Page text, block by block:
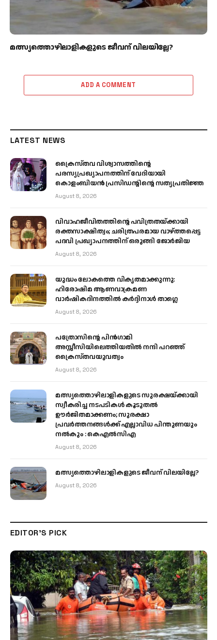
മത്സ്യത്തൊഴിലാളികളുടെ ജീവന് വിലയില്ലേ?
ADD A COMMENT
LATEST NEWS
ക്രൈസ്തവ വിശ്വാസത്തിന്റെ
പരസ്യപ്രഖ്യാപനത്തിന് വേദിയായി
കൊളംബിയൻ പ്രസിഡന്റിന്റെ സത്യപ്രതിജ്ഞ
August 8, 2026
വിവാഹജീവിതത്തിന്റെ പവിത്രതയ്ക്കായി
രക്തസാക്ഷിത്വം; ചരിത്രപരമായ വാഴ്ത്തപ്പെട്ട
പദവി പ്രഖ്യാപനത്തിന് ഒരുങ്ങി ജോര്‍ജിയ
August 8, 2026
യുദ്ധം ലോകത്തെ വികൃതമാക്കുന്നു:
ഹിരോഷിമ ആണവാക്രമണ
വാർഷികദിനത്തിൽ കർദ്ദിനാൾ താഗ്ലെ
August 8, 2026
പത്രോസിന്റെ പിൻഗാമി
അസ്സീസിയിലെത്തിയതിൽ നന്ദി പറഞ്ഞ്
ക്രൈസ്തവയുവത്വം
August 8, 2026
മത്സ്യത്തൊഴിലാളികളുടെ സുരക്ഷയ്ക്കായി
സ്വീകരിച്ച നടപടികൾ കൂടുതൽ
ഊർജിതമാക്കണം; സുരക്ഷാ
പ്രവർത്തനങ്ങൾക്ക് എല്ലാവിധ പിന്തുണയും
നൽകും : കെഎൽസിഎ
August 8, 2026
മത്സ്യത്തൊഴിലാളികളുടെ ജീവന് വിലയില്ലേ?
August 8, 2026
EDITOR'S PICK